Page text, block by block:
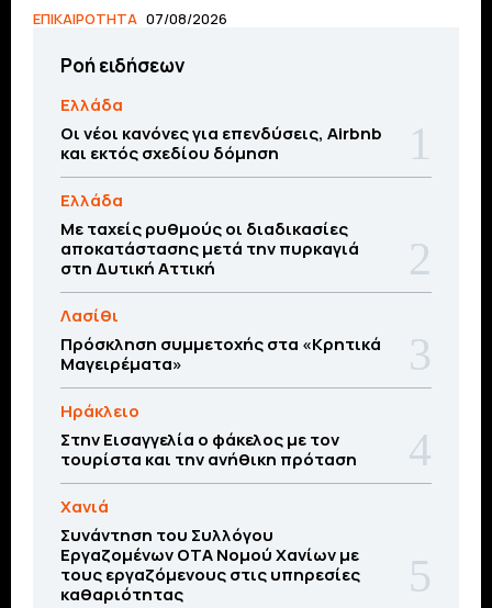
ΕΠΙΚΑΙΡΟΤΗΤΑ 07/08/2026
Ροή ειδήσεων
Ελλάδα
Οι νέοι κανόνες για επενδύσεις, Airbnb
και εκτός σχεδίου δόμηση
Ελλάδα
Με ταχείς ρυθμούς οι διαδικασίες
αποκατάστασης μετά την πυρκαγιά
στη Δυτική Αττική
Λασίθι
Πρόσκληση συμμετοχής στα «Κρητικά
Μαγειρέματα»
Ηράκλειο
Στην Εισαγγελία ο φάκελος με τον
τουρίστα και την ανήθικη πρόταση
Χανιά
Συνάντηση του Συλλόγου
Εργαζομένων ΟΤΑ Νομού Χανίων με
τους εργαζόμενους στις υπηρεσίες
καθαριότητας